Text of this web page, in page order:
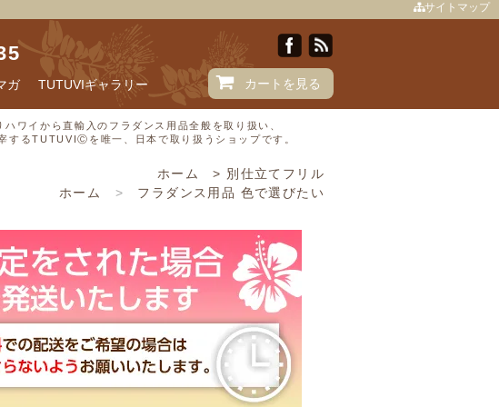
サイトマップ
ガ TUTUVIギャラリー カートを見る
ワイから直輸入のフラダンス用品全般を取り扱い、
するTUTUVIⒸを唯一、日本で取り扱うショップです。
ホーム > 別仕立てフリル
ホーム
> フラダンス用品 色で選びたい